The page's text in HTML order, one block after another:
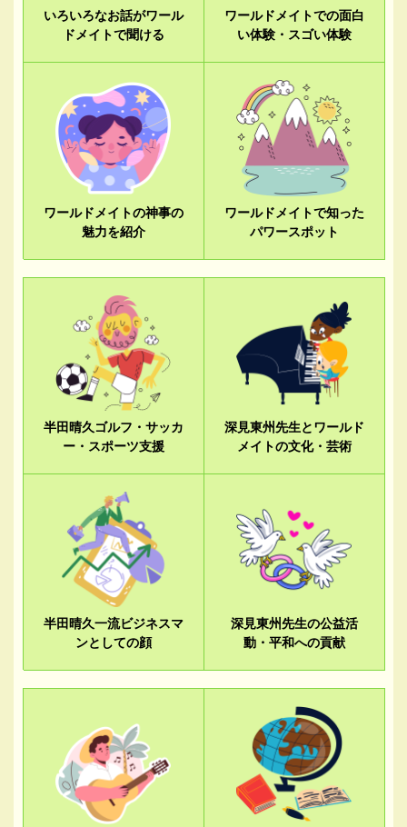
いろいろなお話がワール
ドメイトで聞ける
ワールドメイトでの面白
い体験・スゴい体験
ワールドメイトの神事の
魅力を紹介
ワールドメイトで知った
パワースポット
半田晴久ゴルフ・サッカ
ー・スポーツ支援
深見東州先生とワールド
メイトの文化・芸術
半田晴久一流ビジネスマ
ンとしての顔
深見東州先生の公益活
動・平和への貢献